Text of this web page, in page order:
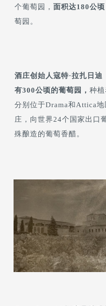
个葡萄园， 面积达180公顷
萄园。
酒庄创始人寇特·拉扎日
有300公顷的葡萄园， 种
分别位于Drama和Attica
庄，向世界24个国家出口
殊酿造的葡萄香醋。